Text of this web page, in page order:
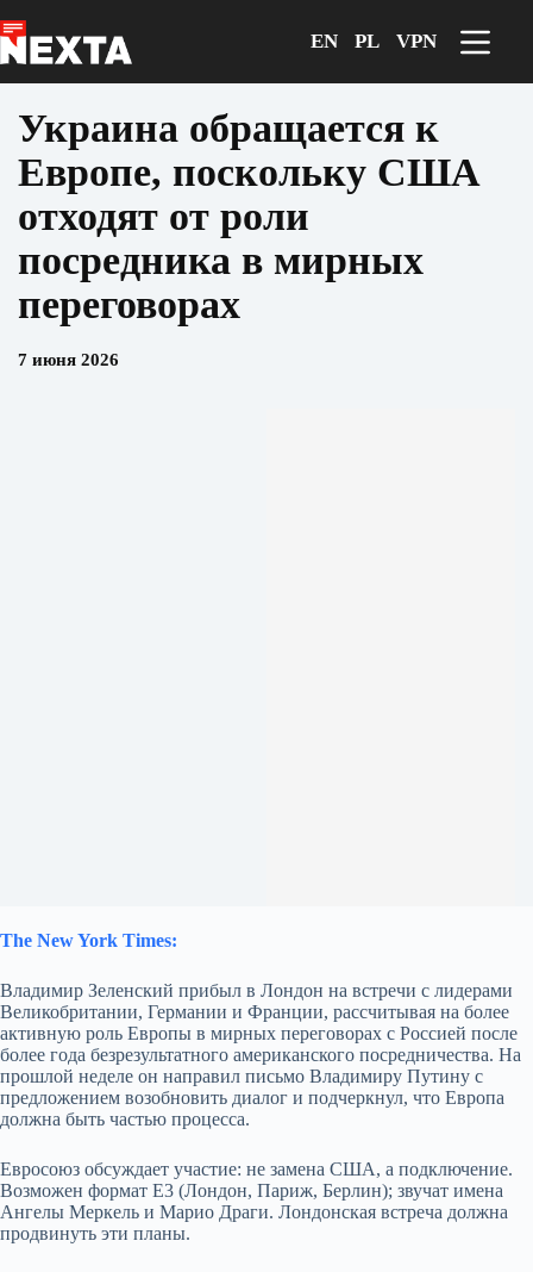
к
сути
EN PL VPN
Украина обращается к
Европе, поскольку США
отходят от роли
посредника в мирных
переговорах
7 июня 2026
The New York Times:
Владимир Зеленский прибыл в Лондон на встречи с лидерами
Великобритании, Германии и Франции, рассчитывая на более
активную роль Европы в мирных переговорах с Россией после
более года безрезультатного американского посредничества. На
прошлой неделе он направил письмо Владимиру Путину с
предложением возобновить диалог и подчеркнул, что Европа
должна быть частью процесса.
Евросоюз обсуждает участие: не замена США, а подключение.
Возможен формат Е3 (Лондон, Париж, Берлин); звучат имена
Ангелы Меркель и Марио Драги. Лондонская встреча должна
продвинуть эти планы.